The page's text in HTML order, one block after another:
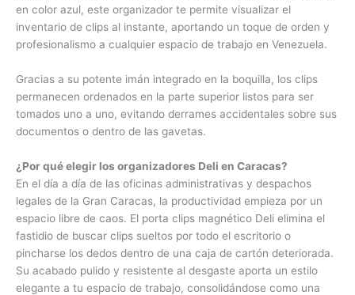
en color azul, este organizador te permite visualizar el
inventario de clips al instante, aportando un toque de orden y
profesionalismo a cualquier espacio de trabajo en Venezuela.
Gracias a su potente imán integrado en la boquilla, los clips
permanecen ordenados en la parte superior listos para ser
tomados uno a uno, evitando derrames accidentales sobre sus
documentos o dentro de las gavetas.
¿Por qué elegir los organizadores Deli en Caracas?
En el día a día de las oficinas administrativas y despachos
legales de la Gran Caracas, la productividad empieza por un
espacio libre de caos. El porta clips magnético Deli elimina el
fastidio de buscar clips sueltos por todo el escritorio o
pincharse los dedos dentro de una caja de cartón deteriorada.
Su acabado pulido y resistente al desgaste aporta un estilo
elegante a tu espacio de trabajo, consolidándose como una